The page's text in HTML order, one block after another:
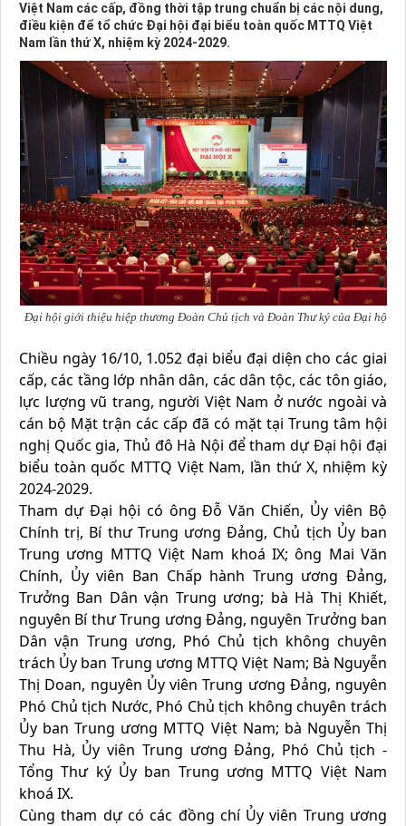
Việt Nam các cấp, đồng thời tập trung chuẩn bị các nội dung,
điều kiện để tổ chức Đại hội đại biểu toàn quốc MTTQ Việt
Nam lần thứ X, nhiệm kỳ 2024-2029.
Đại hội giới thiệu hiệp thương Đoàn Chủ tịch và Đoàn Thư ký của Đại hội
Chiều ngày 16/10, 1.052 đại biểu đại diện cho các giai
cấp, các tầng lớp nhân dân, các dân tộc, các tôn giáo,
lực lượng vũ trang, người Việt Nam ở nước ngoài và
cán bộ Mặt trận các cấp đã có mặt tại Trung tâm hội
nghị Quốc gia, Thủ đô Hà Nội để tham dự Đại hội đại
biểu toàn quốc MTTQ Việt Nam, lần thứ X, nhiệm kỳ
2024-2029.
Tham dự Đại hội có ông Đỗ Văn Chiến, Ủy viên Bộ
Chính trị, Bí thư Trung ương Đảng, Chủ tịch Ủy ban
Trung ương MTTQ Việt Nam khoá IX; ông Mai Văn
Chính, Ủy viên Ban Chấp hành Trung ương Đảng,
Trưởng Ban Dân vận Trung ương; bà Hà Thị Khiết,
nguyên Bí thư Trung ương Đảng, nguyên Trưởng ban
Dân vận Trung ương, Phó Chủ tịch không chuyên
trách Ủy ban Trung ương MTTQ Việt Nam; Bà Nguyễn
Thị Doan, nguyên Ủy viên Trung ương Đảng, nguyên
Phó Chủ tịch Nước, Phó Chủ tịch không chuyên trách
Ủy ban Trung ương MTTQ Việt Nam; bà Nguyễn Thị
Thu Hà, Ủy viên Trung ương Đảng, Phó Chủ tịch -
Tổng Thư ký Ủy ban Trung ương MTTQ Việt Nam
khoá IX.
Cùng tham dự có các đồng chí Ủy viên Trung ương